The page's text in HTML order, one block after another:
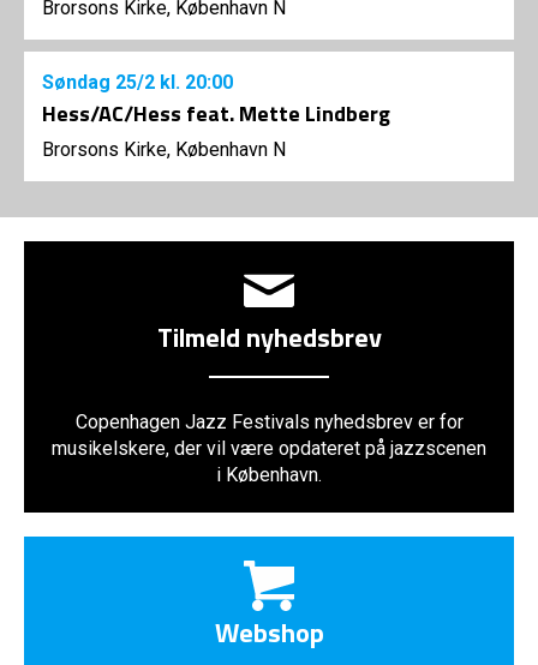
Brorsons Kirke, København N
Søndag 25/2 kl. 20:00
Hess/AC/Hess feat. Mette Lindberg
Brorsons Kirke, København N
Tilmeld nyhedsbrev
Copenhagen Jazz Festivals nyhedsbrev er for
musikelskere, der vil være opdateret på jazzscenen
i København.
Webshop